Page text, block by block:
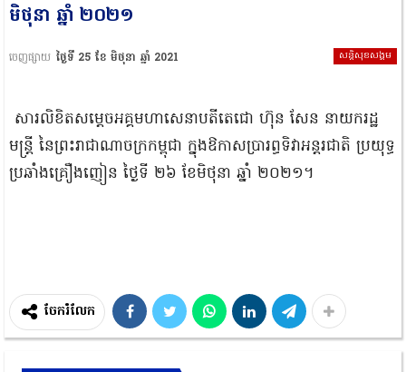
មិថុនា ឆ្នាំ ២០២១
សន្តិសុខសង្គម
ចេញផ្សាយ ថ្ងៃទី 25 ខែ មិថុនា ឆ្នាំ 2021
សារលិខិតសម្តេចអគ្គមហាសេនាបតីតេជោ ហ៊ុន សែន នាយករដ្ឋ
មន្ត្រី នៃព្រះរាជាណាចក្រកម្ពុជា ក្នុងឱកាសប្រារព្ធទិវាអន្តរជាតិ ប្រយុទ្ធ
ប្រឆាំងគ្រឿងញៀន ថ្ងៃទី ២៦ ខែមិថុនា ឆ្នាំ ២០២១។
ចែករំលែក